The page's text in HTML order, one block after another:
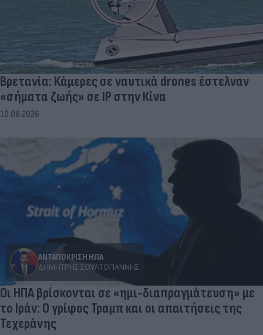
Βρετανία: Κάμερες σε ναυτικά drones έστελναν
«σήματα ζωής» σε IP στην Κίνα
10.08.2026
ΑΝΤΑΠΟΚΡΙΣΗ ΗΠΑ
ΔΗΜΉΤΡΗΣ ΣΟΥΛΤΟΓΙΆΝΝΗΣ
Οι ΗΠΑ βρίσκονται σε «ημι-διαπραγμάτευση» με
το Ιράν: Ο γρίφος Τραμπ και οι απαιτήσεις της
Τεχεράνης